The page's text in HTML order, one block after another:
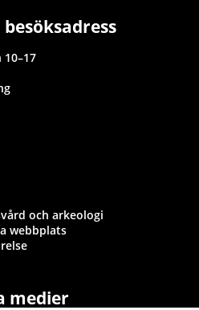
och arkeologi
webbplats
medier